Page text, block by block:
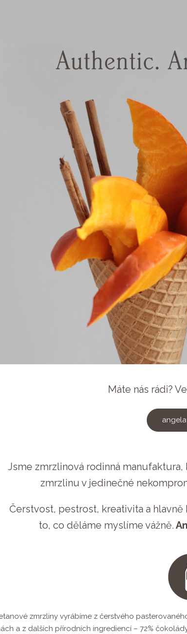
Máte nás rádi?
Jsme zmrzlinová rodinná
zmrzlinu v jedinečné
Čerstvost, pestrost, kreativita a
to, co děláme myslíme vážně.
zmrzliny vyrábíme z čerstvého
a z dalších přírodních ingrediencí – 72%